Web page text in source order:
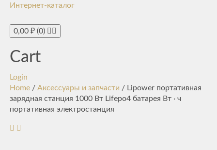
Интернет-каталог
0,00 ₽ (0)
Cart
Login
Home / Аксессуары и запчасти / Lipower портативная
зарядная станция 1000 Вт Lifepo4 батарея Вт · ч
портативная электростанция